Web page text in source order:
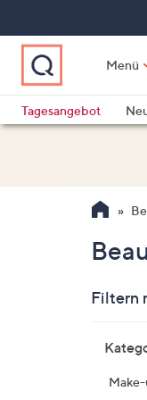
springen
Menü
Tagesangebot
Filtern